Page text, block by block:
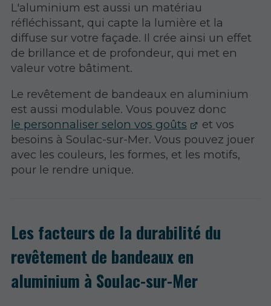
L'aluminium est aussi un matériau
réfléchissant, qui capte la lumière et la
diffuse sur votre façade. Il crée ainsi un effet
de brillance et de profondeur, qui met en
valeur votre bâtiment.
Le revêtement de bandeaux en aluminium
est aussi modulable. Vous pouvez donc
le personnaliser selon vos goûts
et vos
besoins à Soulac-sur-Mer. Vous pouvez jouer
avec les couleurs, les formes, et les motifs,
pour le rendre unique.
Les facteurs de la durabilité du
revêtement de bandeaux en
aluminium à Soulac-sur-Mer